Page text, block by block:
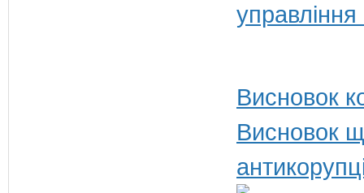
Висновок
Висновок